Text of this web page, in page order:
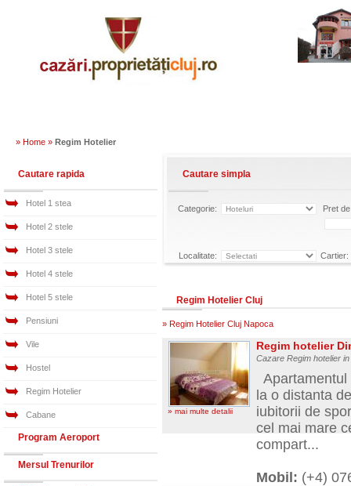
» Home » Regim Hotelier
Cautare rapida
Hotel 1 stea
Hotel 2 stele
Hotel 3 stele
Hotel 4 stele
Hotel 5 stele
Pensiuni
Vile
Hostel
Regim Hotelier
Cabane
Program Aeroport
Mersul Trenurilor
Cautare simpla
Categorie: Pret
Localitate: Cartier:
Regim Hotelier Cluj
» Regim Hotelier Cluj Napoca
» mai multe detalii
Regim hotelier
Cazare Regim hotelier
la o distanta
iubitorii de
cel mai mare
compart...
Mobil: (+4)